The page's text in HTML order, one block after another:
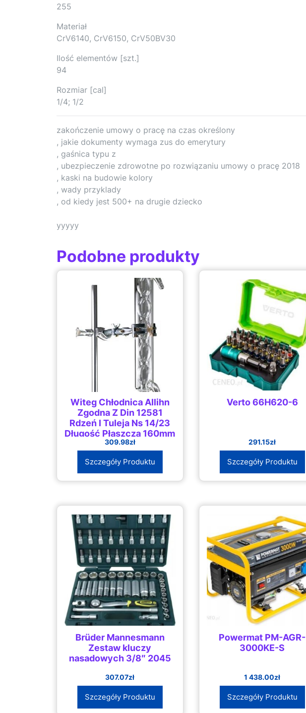
255
Materiał
CrV6140, CrV6150, CrV50BV30
Ilość elementów [szt.]
94
Rozmiar [cal]
1/4; 1/2
zakończenie umowy o pracę na czas określony
, jakie dokumenty wymaga zus do emerytury
, gaśnica typu z
, ubezpieczenie zdrowotne po rozwiązaniu umowy o pracę 2018
, kaski na budowie kolory
, wady przyklady
, od kiedy jest 500+ na drugie dziecko
yyyyy
Podobne produkty
Witeg Chłodnica Allihn
Zgodna Z Din 12581
Rdzeń I Tuleja Ns 14/23
Długość Płaszcza 160mm
309.98zł
Szczegóły Produktu
Verto 66H620-6
291.15zł
Szczegóły Produktu
Brüder Mannesmann
Zestaw kluczy
nasadowych 3/8″ 2045
307.07zł
Szczegóły Produktu
Powermat PM-AGR-
3000KE-S
1 438.00zł
Szczegóły Produktu